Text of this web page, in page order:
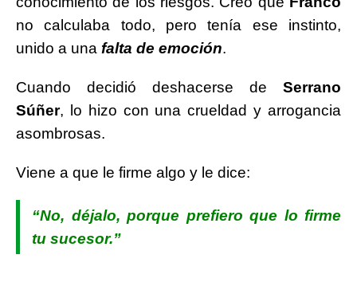
no calculaba todo, pero tenía ese instinto,
unido a una falta de emoción.
Cuando decidió deshacerse de Serrano
Súñer, lo hizo con una crueldad y arrogancia
asombrosas.
Viene a que le firme algo y le dice:
“No, déjalo, porque prefiero que lo firme
tu sucesor.”